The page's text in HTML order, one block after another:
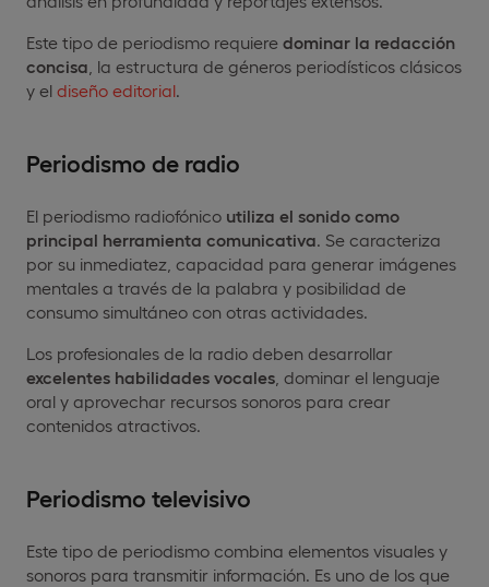
Este tipo de periodismo requiere dominar la redacción
concisa , la estructura de géneros periodísticos clásicos
y el diseño editorial.
Periodismo de radio
El periodismo radiofónico utiliza el sonido como
principal herramienta comunicativa. Se caracteriza
por su inmediatez, capacidad para generar imágenes
mentales a través de la palabra y posibilidad de
consumo simultáneo con otras actividades.
Los profesionales de la radio deben desarrollar
excelentes habilidades vocales , dominar el lenguaje
oral y aprovechar recursos sonoros para crear
contenidos atractivos.
Periodismo televisivo
Este tipo de periodismo combina elementos visuales y
sonoros para transmitir información. Es uno de los que